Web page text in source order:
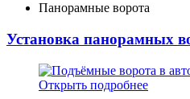
Панорамные ворота
Установка панорамных
Открыть подробнее